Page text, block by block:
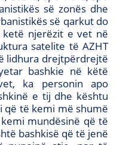
së zonës dhe
së qarkut do
njerëzit e vet në
satelite të AZHT
lidhura drejtpërdrejtë
bashkie në këtë
ka personin apo
e tij dhe kështu
që të kemi më shumë
mundësinë që të
bashkisë që të jenë